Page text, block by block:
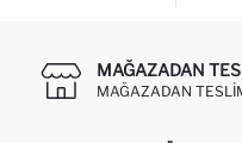
MAĞAZADAN
MAĞAZADAN